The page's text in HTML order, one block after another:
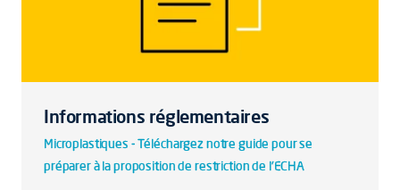
Informations réglementaires
Microplastiques - Téléchargez notre guide pour se
préparer à la proposition de restriction de l'ECHA